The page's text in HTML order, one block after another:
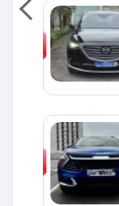
SPÉCIAL